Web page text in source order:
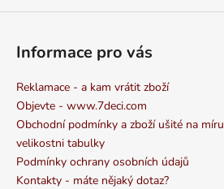
Informace pro vás
Reklamace - a kam vrátit zboží
Objevte - www.7deci.com
Obchodní podmínky a zboží ušité na míru
velikostni tabulky
Podmínky ochrany osobních údajů
Kontakty - máte nějaký dotaz?